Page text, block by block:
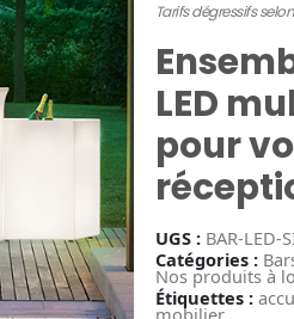
Tarifs dégressifs
LED
pour
UGS : BAR-LED-
Catégories :
Nos produits à
Étiquettes :
mobilier